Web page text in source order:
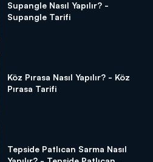
Supangle Nasıl Yapılır? -
Supangle Tarifi
Köz Pırasa Nasıl Yapılır? - Köz
Pırasa Tarifi
Tepside Patlıcan Sarma Nasıl